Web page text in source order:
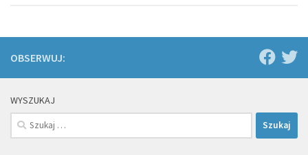
OBSERWUJ:
WYSZUKAJ
Szukaj: